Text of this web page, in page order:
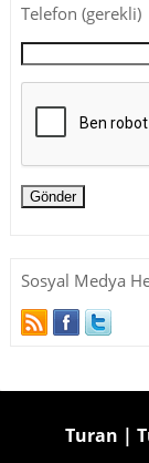
Telefon (gerekli)
Sosyal Medya
Turan |